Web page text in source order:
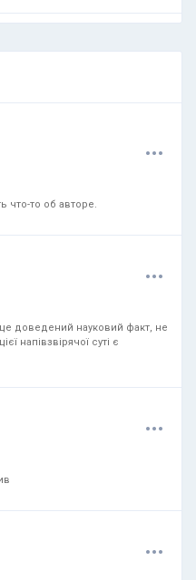
...
что-то об авторе.
...
доведений науковий факт, не
напівзвірячої суті є
...
...